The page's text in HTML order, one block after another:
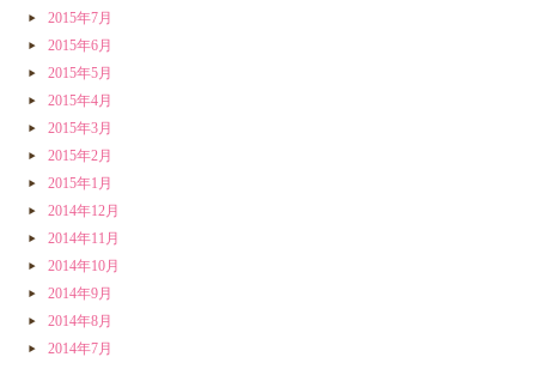
2015年7月
2015年6月
2015年5月
2015年4月
2015年3月
2015年2月
2015年1月
2014年12月
2014年11月
2014年10月
2014年9月
2014年8月
2014年7月